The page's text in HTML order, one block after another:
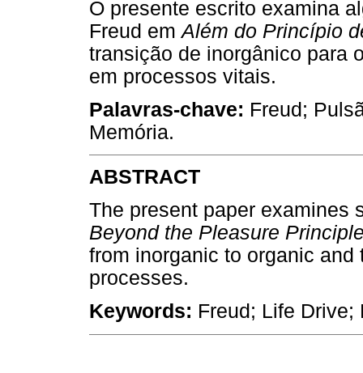
O presente escrito examina
Freud emAlém do Princípio
transição de inorgânico para
em processos vitais.
Palavras-chave: Freud;
Memória.
ABSTRACT
The present paper examines
Beyond the Pleasure
from inorganic to organic
processes.
Keywords: Freud; Life Drive;